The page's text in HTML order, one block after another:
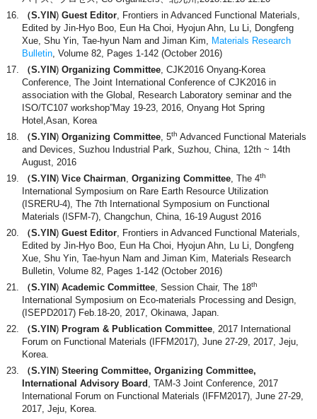
（S.YIN) Guest Editor, Frontiers in Advanced Functional Materials,
Edited by Jin-Hyo Boo, Eun Ha Choi, Hyojun Ahn, Lu Li, Dongfeng
Xue, Shu Yin, Tae-hyun Nam and Jiman Kim, Materials Research
Bulletin, Volume 82, Pages 1-142 (October 2016)
（S.YIN) Organizing Committee, CJK2016 Onyang-Korea
Conference, The Joint International Conference of CJK2016 in
association with the Global, Research Laboratory seminar and the
ISO/TC107 workshop”May 19-23, 2016, Onyang Hot Spring
Hotel,Asan, Korea
（S.YIN) Organizing Committee, 5th Advanced Functional Materials
and Devices, Suzhou Industrial Park, Suzhou, China, 12th ~ 14th
August, 2016
（S.YIN) Vice Chairman,Organizing Committee, The 4th
International Symposium on Rare Earth Resource Utilization
(ISRERU-4), The 7th International Symposium on Functional
Materials (ISFM-7), Changchun, China, 16-19 August 2016
（S.YIN) Guest Editor, Frontiers in Advanced Functional Materials,
Edited by Jin-Hyo Boo, Eun Ha Choi, Hyojun Ahn, Lu Li, Dongfeng
Xue, Shu Yin, Tae-hyun Nam and Jiman Kim, Materials Research
Bulletin, Volume 82, Pages 1-142 (October 2016)
（S.YIN) Academic Committee, Session Chair, The 18th
International Symposium on Eco-materials Processing and Design,
(ISEPD2017) Feb.18-20, 2017, Okinawa, Japan.
（S.YIN) Program & Publication Committee, 2017 International
Forum on Functional Materials (IFFM2017), June 27-29, 2017, Jeju,
Korea.
（S.YIN) Steering Committee, Organizing Committee,
International Advisory Board , TAM-3 Joint Conference, 2017
International Forum on Functional Materials (IFFM2017), June 27-29,
2017, Jeju, Korea.